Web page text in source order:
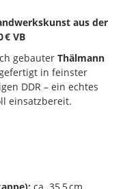
aus der
€ VB
gebauter Thälmann
in feinster
DDR – ein echtes
einsatzbereit.